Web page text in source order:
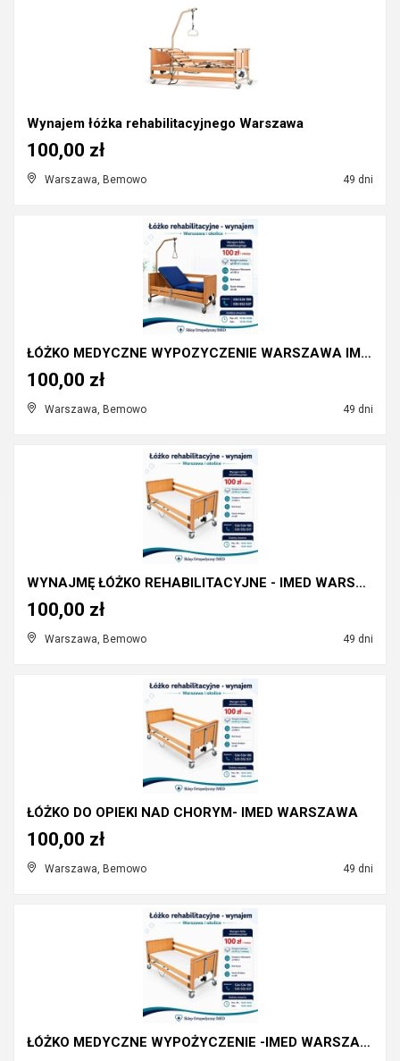
Wynajem łóżka rehabilitacyjnego Warszawa
Warszawa, Bemowo 49 dni
100,00 zł
ŁÓŻKO MEDYCZNE WYPOZYCZENIE WARSZAWA IMED
Warszawa, Bemowo 49 dni
100,00 zł
WYNAJMĘ ŁÓŻKO REHABILITACYJNE - IMED WARSZAWA
Warszawa, Bemowo 49 dni
100,00 zł
ŁÓŻKO DO OPIEKI NAD CHORYM- IMED WARSZAWA
Warszawa, Bemowo 49 dni
100,00 zł
ŁÓŻKO MEDYCZNE WYPOŻYCZENIE -IMED WARSZAWA